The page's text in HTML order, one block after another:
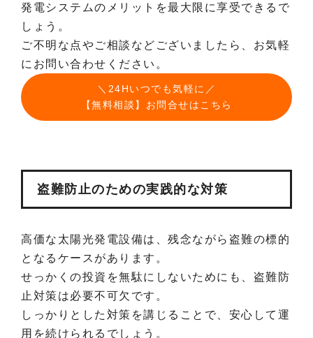
発電システムのメリットを最大限に享受できるで
しょう。
ご不明な点やご相談などございましたら、お気軽
にお問い合わせください。
＼24Hいつでも気軽に／
【無料相談】お問合せはこちら
盗難防止のための実践的な対策
高価な太陽光発電設備は、残念ながら盗難の標的
となるケースがあります。
せっかくの投資を無駄にしないためにも、盗難防
止対策は必要不可欠です。
しっかりとした対策を講じることで、安心して運
用を続けられるでしょう。